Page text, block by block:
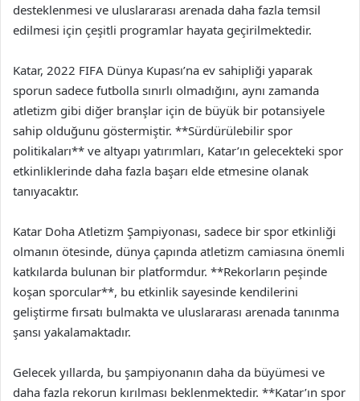
desteklenmesi ve uluslararası arenada daha fazla temsil
edilmesi için çeşitli programlar hayata geçirilmektedir.
Katar, 2022 FIFA Dünya Kupası’na ev sahipliği yaparak
sporun sadece futbolla sınırlı olmadığını, aynı zamanda
atletizm gibi diğer branşlar için de büyük bir potansiyele
sahip olduğunu göstermiştir. **Sürdürülebilir spor
politikaları** ve altyapı yatırımları, Katar’ın gelecekteki spor
etkinliklerinde daha fazla başarı elde etmesine olanak
tanıyacaktır.
Katar Doha Atletizm Şampiyonası, sadece bir spor etkinliği
olmanın ötesinde, dünya çapında atletizm camiasına önemli
katkılarda bulunan bir platformdur. **Rekorların peşinde
koşan sporcular**, bu etkinlik sayesinde kendilerini
geliştirme fırsatı bulmakta ve uluslararası arenada tanınma
şansı yakalamaktadır.
Gelecek yıllarda, bu şampiyonanın daha da büyümesi ve
daha fazla rekorun kırılması beklenmektedir. **Katar’ın spor